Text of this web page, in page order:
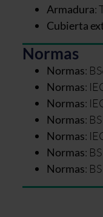
Armadura:
Cubierta
Normas
Normas:
Normas:
Normas:
Normas:
Normas:
Normas:
Normas: